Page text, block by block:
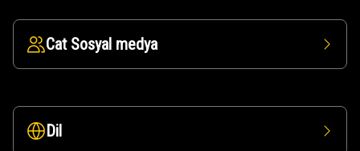
Cat Sosyal medya
Dil